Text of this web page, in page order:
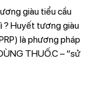
giàu tiểu cầu
? Huyết tương giàu
là phương pháp
THUỐ.C – “sử